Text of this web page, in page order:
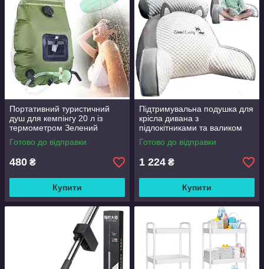
Портативний туристичний
душ для кемпінгу 20 л із
термометром Зелений
Готово до відправки
480 ₴
Купити
Підтримувальна подушка для
крісла дивана з
підлокітниками та валиком
Good Lucky
Готово до відправки
1 224 ₴
Купити